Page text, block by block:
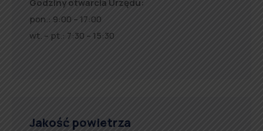
Godziny otwarcia Urzędu:
pon.: 9:00 – 17:00
wt. – pt.: 7:30 – 15:30
Jakość powietrza